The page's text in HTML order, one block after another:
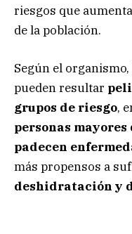
riesgos que
de la población.
Según el
pueden resultar
grupos de riesgo,
personas mayores
padecen
más propensos a
deshidratación y